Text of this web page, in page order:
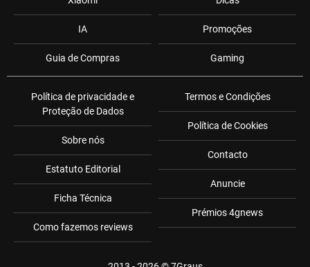
IA
Guia de Compras
Promoções
Gaming
Política de privacidade e
Proteção de Dados
Sobre nós
Estatuto Editorial
Ficha Técnica
Como fazemos reviews
Termos e Condições
Política de Cookies
Contacto
Anuncie
Prémios 4gnews